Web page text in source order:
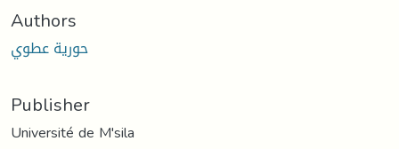
Authors
حورية عطوي
Publisher
Université de M'sila